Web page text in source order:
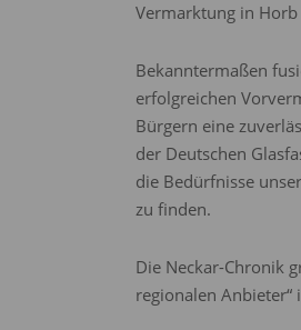
Vermarktung in
Bekanntermaßen
erfolgreichen
Bürgern eine
der Deutschen
die Bedürfnisse
zu finden.
Die Neckar-Chronik
regionalen Anbieter“